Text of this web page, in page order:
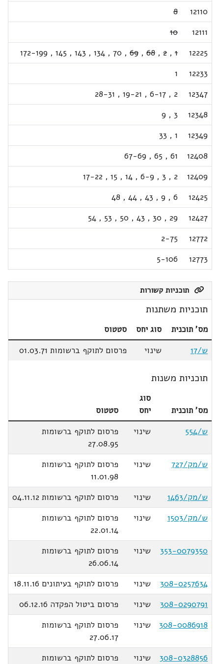
12110
8
12111
10
12225
1
,
2
,
68
,
69
,
70
,
134
,
143
,
145
,
172-199
12233
1
12347
2
,
6-17
,
19-21
,
28-31
12348
3
,
9
12349
1
,
33
12408
61
,
65
,
67-69
12409
2
,
3
,
6-9
,
14
,
15
,
17-22
12425
6
,
9
,
43
,
44
,
48
12427
29
,
30
,
43
,
50
,
53
,
54
12772
2-75
12773
5-106
תוכניות קשורות
תוכניות משתנות
מס' תוכנית סוג יחס
סטטוס
ש/17
שינוי פרסום לתוקף ברשומות 01.03.71
תוכניות משנות
מס' תוכנית
סוג
יחס
סטטוס
ש/554
שינוי
פרסום לתוקף ברשומות
27.08.95
ש/מק/727
שינוי
פרסום לתוקף ברשומות
11.01.98
ש/מק/1463
שינוי
פרסום לתוקף ברשומות 04.11.12
ש/מק/1503
שינוי
פרסום לתוקף ברשומות
22.01.14
353-0079350
שינוי
פרסום לתוקף ברשומות
26.06.14
308-0257634
שינוי
פרסום לתוקף בעיתונים 18.11.16
308-0290791
שינוי
פרסום ביטול הפקדה 06.12.16
308-0086918
שינוי
פרסום לתוקף ברשומות
27.06.17
308-0328856
שינוי
פרסום לתוקף ברשומות